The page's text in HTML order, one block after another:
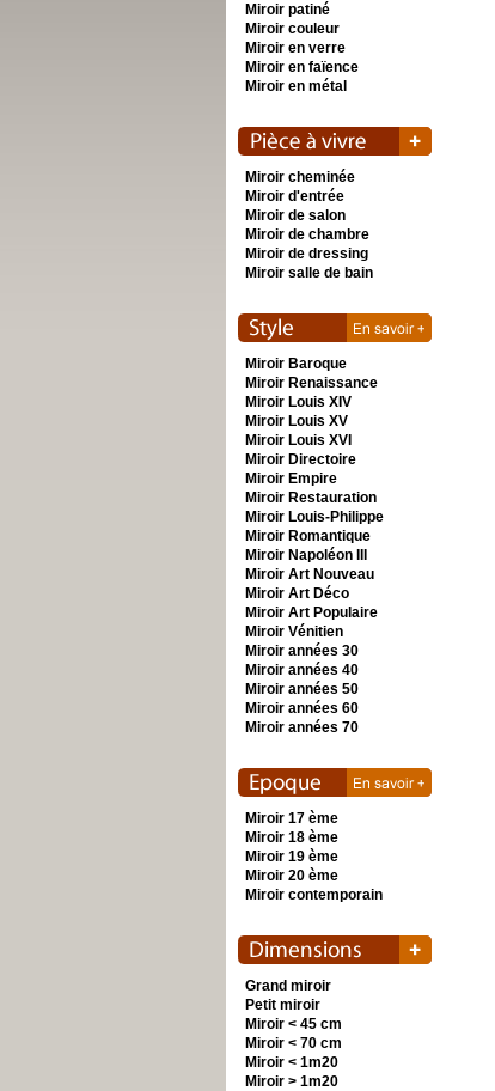
Miroir patiné
Miroir couleur
Miroir en verre
Miroir en faïence
Miroir en métal
Miroir cheminée
Miroir d'entrée
Miroir de salon
Miroir de chambre
Miroir de dressing
Miroir salle de bain
Miroir Baroque
Miroir Renaissance
Miroir Louis XIV
Miroir Louis XV
Miroir Louis XVI
Miroir Directoire
Miroir Empire
Miroir Restauration
Miroir Louis-Philippe
Miroir Romantique
Miroir Napoléon III
Miroir Art Nouveau
Miroir Art Déco
Miroir Art Populaire
Miroir Vénitien
Miroir années 30
Miroir années 40
Miroir années 50
Miroir années 60
Miroir années 70
Miroir 17 ème
Miroir 18 ème
Miroir 19 ème
Miroir 20 ème
Miroir contemporain
Grand miroir
Petit miroir
Miroir < 45 cm
Miroir < 70 cm
Miroir < 1m20
Miroir > 1m20